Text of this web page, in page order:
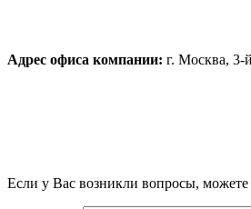
Адрес офиса компании: г. Москва, 3-
Если у Вас возникли вопросы, можете